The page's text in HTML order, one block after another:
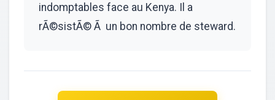
indomptables face au Kenya. Il a
rÃ©sistÃ© Ã un bon nombre de steward.